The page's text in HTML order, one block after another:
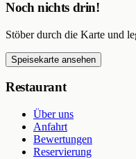
Noch nichts drin!
Stöber durch die Karte und
Speisekarte ansehen
Restaurant
Über uns
Anfahrt
Bewertungen
Reservierung